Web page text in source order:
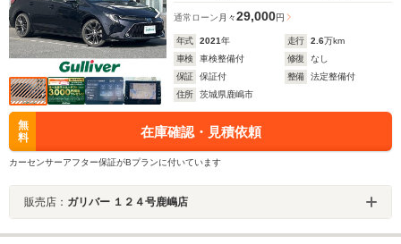
通常ローン 月々29,000円
年式 2021年 走行 2.6万km
車検
車検整備付 修復
なし
保証
保証付 整備
法定整備付
住所
茨城県鹿嶋市
無
料
在庫確認・見積依頼
カーセンサーアフター保証がBプランに付いています
販売店： ガリバー １２４号鹿嶋店